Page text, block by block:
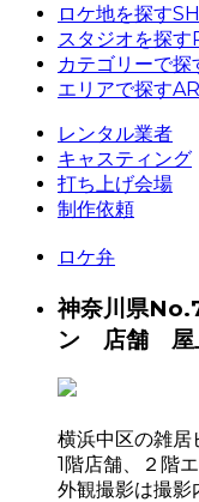
ロケ地を探す
スタジオを探す
カテゴリーで探
エリアで探す
レンタル業者
キャスティング
打ち上げ会場
制作依頼
ロケ弁
神奈川県
ン 店舗 屋
横浜中区の雑居
1階店舗、２階
外観撮影は撮影